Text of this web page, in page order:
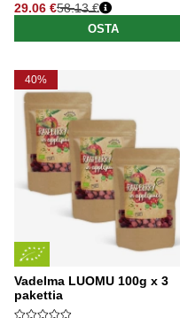
29.06 €
Normaali hinta
58.13 €
OSTA
40%
Vadelma LUOMU 100g x 3
pakettia